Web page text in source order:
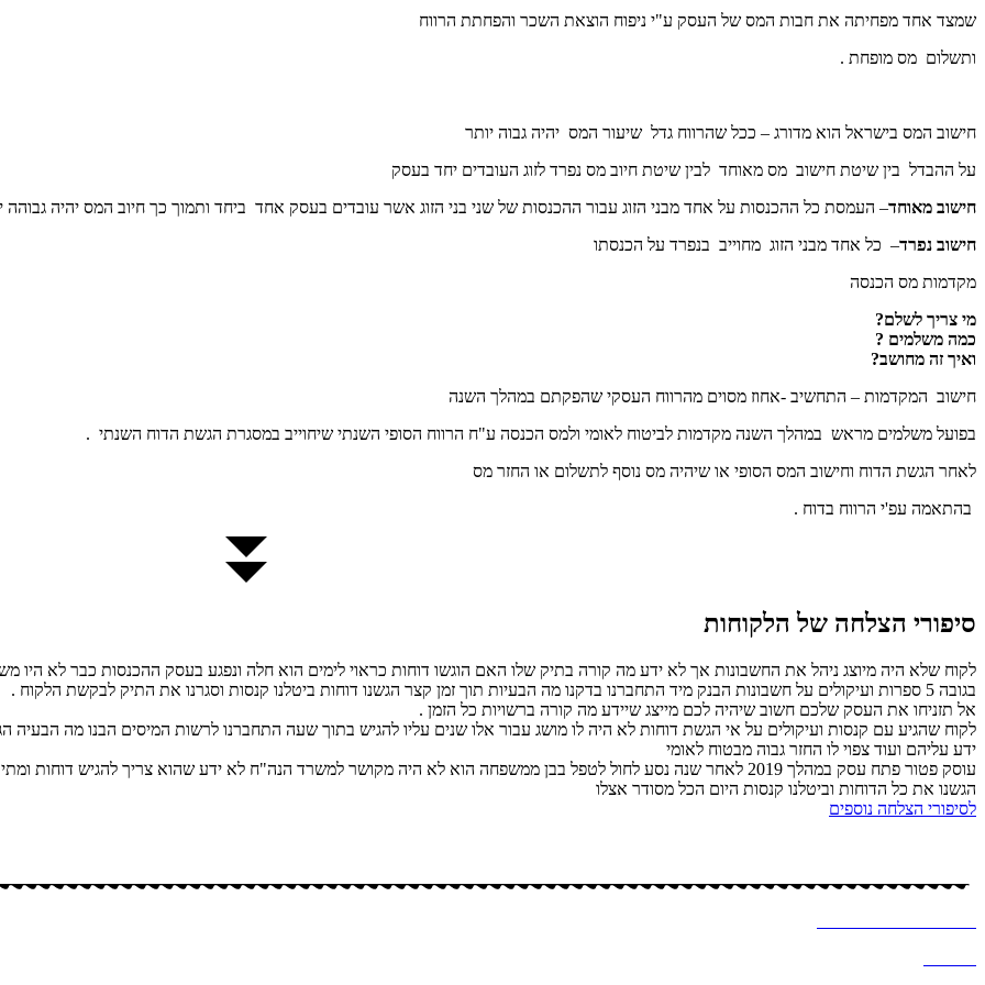
שמצד אחד מפחיתה את חבות המס של העסק ע"י ניפוח הוצאת השכר והפחתת הרווח
ותשלום מס מופחת .
חישוב המס בישראל הוא מדורג – ככל שהרווח גדל שיעור המס יהיה גבוה יותר
על ההבדל בין שיטת חישוב מס מאוחד לבין שיטת חיוב מס נפרד לזוג העובדים יחד בעסק
חישוב מאוחד– העמסת כל ההכנסות על אחד מבני הזוג עבור ההכנסות של שני בני הזוג אשר עובדים בעסק אחד ביחד ותמוך כך חיוב המס יהיה גבוהה
חישוב נפרד– כל אחד מבני הזוג מחוייב בנפרד על הכנסתו
מקדמות מס הכנסה
מי צריך לשלם?
כמה משלמים ?
ואיך זה מחושב?
חישוב המקדמות – התחשיב -אחוז מסוים מהרווח העסקי שהפקתם במהלך השנה
בפועל משלמים מראש במהלך השנה מקדמות לביטוח לאומי ולמס הכנסה ע"ח הרווח הסופי השנתי שיחוייב במסגרת הגשת הדוח השנתי .
לאחר הגשת הדוח וחישוב המס הסופי או שיהיה מס נוסף לתשלום או החזר מס
בהתאמה עפ'י הרווח בדוח .
סיפורי הצלחה של הלקוחות
לקוח שלא היה מיוצג ניהל את החשבונות אך לא ידע מה קורה בתיק שלו האם הוגשו דוחות כראוי לימים הוא חלה ונפגע בעסק ההכנסות כבר לא היו
בגובה 5 ספרות ועיקולים על חשבונות הבנק מיד התחברנו בדקנו מה הבעיות תוך זמן קצר הגשנו דוחות ביטלנו קנסות וסגרנו את התיק לבקשת הלקוח .
אל תזניחו את העסק שלכם חשוב שיהיה לכם מייצג שיידע מה קורה ברשויות כל הזמן .
ידע עליהם ועוד צפוי לו החזר גבוה מבטוח לאומי
עוסק פטור פתח עסק במהלך 2019 לאחר שנה נסע לחול לטפל בבן ממשפחה הוא לא היה מקושר למשרד הנה"ח לא ידע שהוא צריך
הגשנו את כל הדוחות וביטלנו קנסות היום הכל מסודר אצלו
לסיפורי הצלחה נוספים